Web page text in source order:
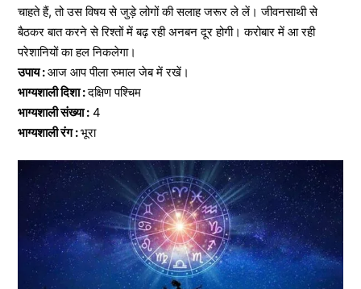
चाहते हैं, तो उस विषय से जुड़े लोगों की सलाह जरूर ले लें। जीवनसाथी से
बैठकर बात करने से रिश्तों में बढ़ रही अनबन दूर होगी। करोबार में आ रही
परेशानियों का हल निकलेगा।
उपाय :आज आप पीला रुमाल जेब में रखें।
भाग्यशाली दिशा :दक्षिण पश्चिम
भाग्यशाली संख्या : 4
भाग्यशाली रंग :भूरा